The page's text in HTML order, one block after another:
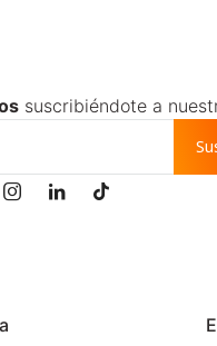
suscribiéndote a
  